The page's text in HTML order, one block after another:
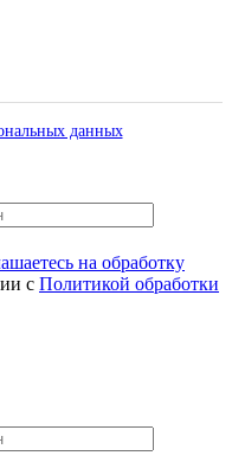
данных
на обработку
с Политикой обработки